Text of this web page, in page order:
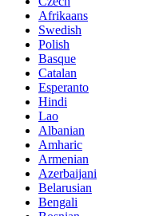
Afrikaans
Swedish
Polish
Basque
Catalan
Esperanto
Hindi
Lao
Albanian
Amharic
Armenian
Azerbaijani
Belarusian
Bengali